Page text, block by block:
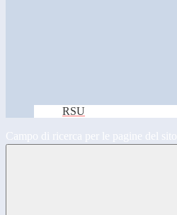
RSU
Campo di ricerca per le pagine del sito